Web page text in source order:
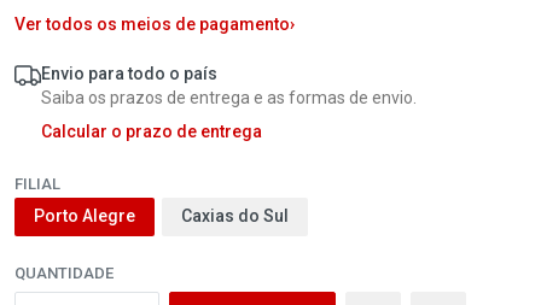
Ver todos os meios de pagamento›
Envio para todo o país
Saiba os prazos de entrega e as formas de envio.
Calcular o prazo de entrega
FILIAL
Porto Alegre Caxias do Sul
QUANTIDADE